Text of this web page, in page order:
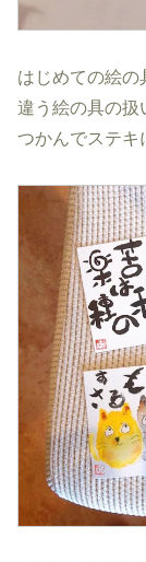
はじめての絵の
違う絵の具の扱
つかんでステキ